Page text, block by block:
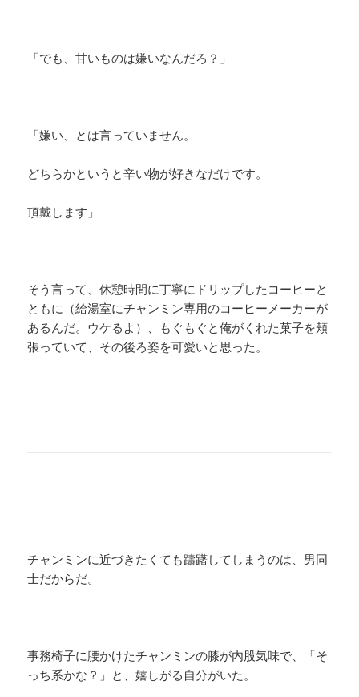
「でも、甘いものは嫌いなんだろ？」
「嫌い、とは言っていません。
どちらかというと辛い物が好きなだけです。
頂戴します」
そう言って、休憩時間に丁寧にドリップしたコーヒーと
ともに（給湯室にチャンミン専用のコーヒーメーカーが
あるんだ。ウケるよ）、もぐもぐと俺がくれた菓子を頬
張っていて、その後ろ姿を可愛いと思った。
チャンミンに近づきたくても躊躇してしまうのは、男同
士だからだ。
事務椅子に腰かけたチャンミンの膝が内股気味で、「そ
っち系かな？」と、嬉しがる自分がいた。